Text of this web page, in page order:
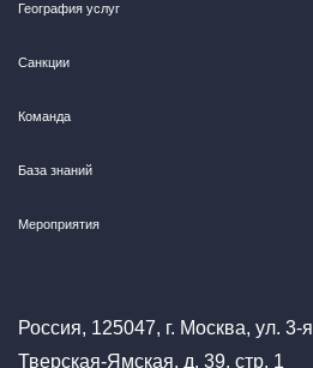
География услуг
Санкции
Команда
База знаний
Мероприятия
Россия, 125047, г. Москва, ул. 3-я
Тверская-Ямская, д. 39, стр. 1